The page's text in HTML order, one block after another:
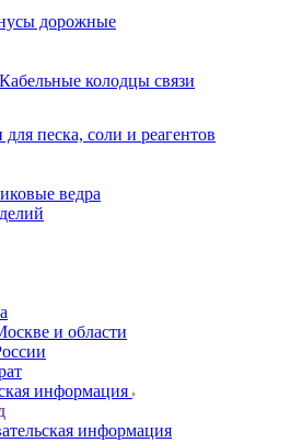
дорожные
Кабельные колодцы связи
песка, соли и реагентов
ведра
и области
информация
информация